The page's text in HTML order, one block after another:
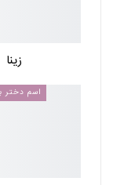
زینا
اسم دختر